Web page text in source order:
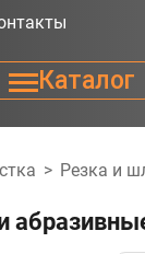
Каталог
> Резка и